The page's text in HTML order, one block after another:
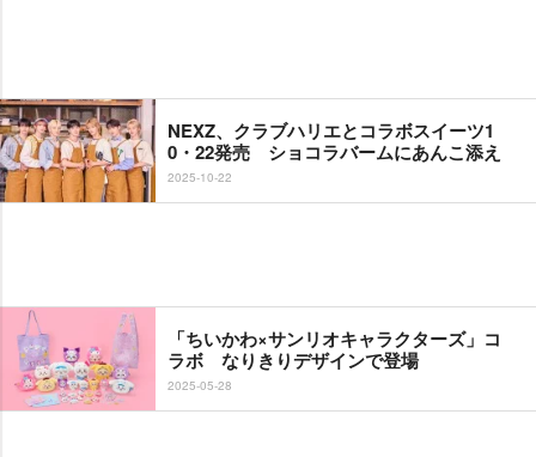
NEXZ、クラブハリエとコラボスイーツ1
0・22発売 ショコラバームにあんこ添え
2025-10-22
「ちいかわ×サンリオキャラクターズ」コ
ラボ なりきりデザインで登場
2025-05-28